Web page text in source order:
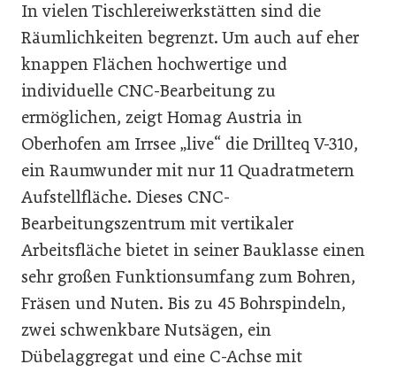
In vielen Tischlereiwerkstätten sind die
Räumlichkeiten begrenzt. Um auch auf eher
knappen Flächen hochwertige und
individuelle CNC-Bearbeitung zu
ermöglichen, zeigt Homag Austria in
Oberhofen am Irrsee „live“ die Drillteq V-310,
ein Raumwunder mit nur 11 Quadratmetern
Aufstellfläche. Dieses CNC-
Bearbeitungszentrum mit vertikaler
Arbeitsfläche bietet in seiner Bauklasse einen
sehr großen Funktionsumfang zum Bohren,
Fräsen und Nuten. Bis zu 45 Bohrspindeln,
zwei schwenkbare Nutsägen, ein
Dübelaggregat und eine C-Achse mit